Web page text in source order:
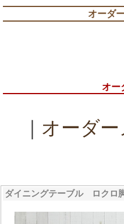
オーダ
オー
オーダ
ダイニングテーブル ロクロ